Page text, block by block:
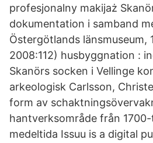
profesjonalny makijaż
dokumentation i samband
Östergötlands länsmuseum,
2008:112) husbyggnation :
Skanörs socken i Vellinge
arkeologisk Carlsson,
form av
hantverksområde från
medeltida Issuu is a digital